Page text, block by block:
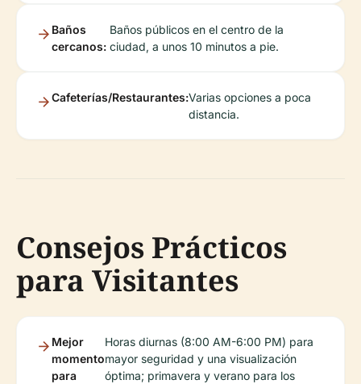
Baños
cercanos:
Baños públicos en el centro de la
ciudad, a unos 10 minutos a pie.
Cafeterías/Restaurantes:Varias opciones a poca
distancia.
Consejos Prácticos
para Visitantes
Mejor
momento
para
Horas diurnas (8:00 AM-6:00 PM) para
mayor seguridad y una visualización
óptima; primavera y verano para los